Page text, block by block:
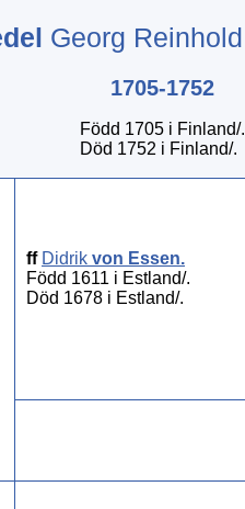
Georg Reinhold
1705-1752
Född 1705 i Finland/.
Död 1752 i Finland/.
ff Didrik von Essen.
Född 1611 i Estland/.
Död 1678 i Estland/.